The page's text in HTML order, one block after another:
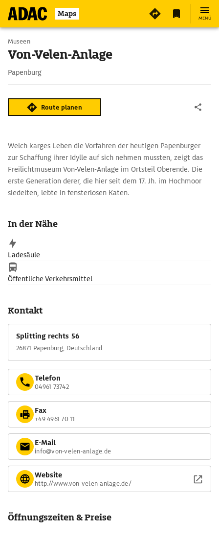
Maps MENÜ
Museen
Von-Velen-Anlage
Papenburg
Route planen
Welch karges Leben die Vorfahren der heutigen Papenburger
zur Schaffung ihrer Idylle auf sich nehmen mussten, zeigt das
Freilichtmuseum Von-Velen-Anlage im Ortsteil Oberende. Die
erste Generation derer, die hier seit dem 17. Jh. im Hochmoor
siedelten, lebte in fensterlosen Katen.
bevor er sich zum Ausklang seiner Besichtigung im
Papenbörger-Hus mit Tee und Buchweizenpfannkuchen stärken
kann.
In der Nähe
Ladesäule
Öffentliche Verkehrsmittel
Kontakt
Splitting rechts 56
26871 Papenburg, Deutschland
Telefon
04961 73742
Fax
+49 4961 70 11
E-Mail
info@von-velen-anlage.de
Website
http://www.von-velen-anlage.de/
Öffnungszeiten & Preise